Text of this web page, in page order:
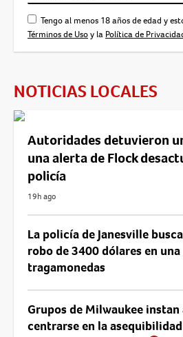
Tengo al menos 18 años de edad y
Términos de Usoy la Política de
NOTICIAS LOCALES
Autoridades detuvieron
una alerta de Flock
policía
19h ago
La policía de Janesville
robo de 3400 dólares en
tragamonedas
Grupos de Milwaukee
centrarse en la